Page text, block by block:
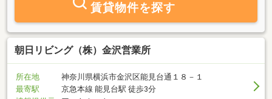
賃貸物件を探す
朝日リビング（株）金沢営業所
所在地
神奈川県横浜市金沢区能見台通１８－１
最寄駅
京急本線 能見台駅 徒歩3分